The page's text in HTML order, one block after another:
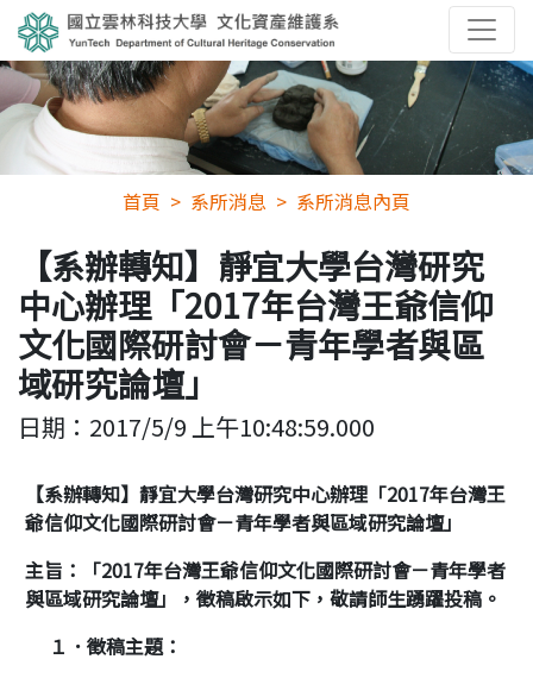
首頁 系所消息 系所消息內頁
【系辦轉知】靜宜大學台灣研究
中心辦理「2017年台灣王爺信仰
文化國際研討會－青年學者與區
域研究論壇」
日期： 2017/5/9 上午10:48:59.000
【系辦轉知】靜宜大學台灣研究中心辦理「2017年台灣王
爺信仰文化國際研討會－青年學者與區域研究論壇」
主旨：「2017年台灣王爺信仰文化國際研討會－青年學者
與區域研究論壇」，徵稿啟示如下，敬請師生踴躍投稿。
１．徵稿主題：